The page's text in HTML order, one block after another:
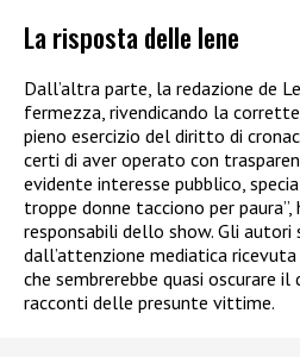
La risposta delle Iene
Dall’altra parte, la redazione de
fermezza, rivendicando la
pieno esercizio del diritto di
certi di aver operato con
evidente interesse pubblico,
troppe donne tacciono per paura”,
responsabili dello show. Gli autori
dall’attenzione mediatica
che sembrerebbe quasi oscurare
racconti delle presunte vittime.